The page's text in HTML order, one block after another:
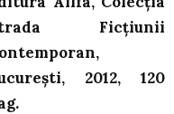
Ficțiunii
2012, 120